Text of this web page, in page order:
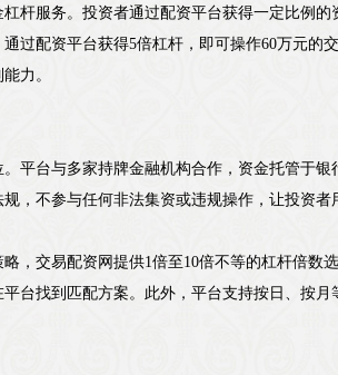
杆服务。投资者通过配资平台获得一定比例
过配资平台获得5倍杠杆，即可操作60万元的
力。
平台与多家持牌金融机构合作，资金托管于银
，不参与任何非法集资或违规操作，让投资者
，交易配资网提供1倍至10倍不等的杠杆倍数
台找到匹配方案。此外，平台支持按日、按